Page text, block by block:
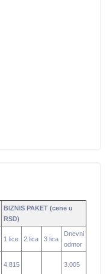
BIZNIS PAKET (cene u
RSD)
1 lice 2 lica 3 lica
Dnevni
odmor
4.815 3.005